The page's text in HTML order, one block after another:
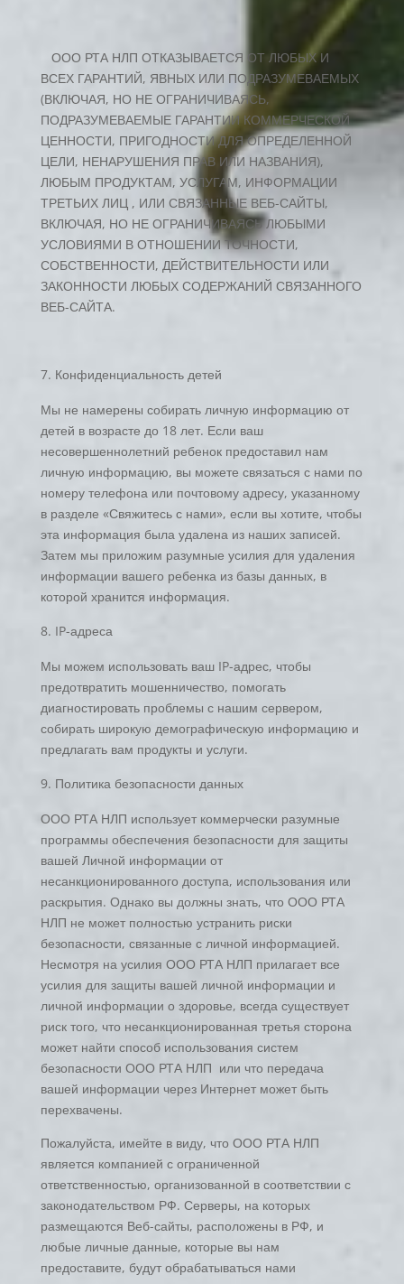
ООО РТА НЛП ОТКАЗЫВАЕТСЯ ОТ ЛЮБЫХ И
ВСЕХ ГАРАНТИЙ, ЯВНЫХ ИЛИ ПОДРАЗУМЕВАЕМЫХ
(ВКЛЮЧАЯ, НО НЕ ОГРАНИЧИВАЯСЬ,
ПОДРАЗУМЕВАЕМЫЕ ГАРАНТИИ КОММЕРЧЕСКОЙ
ЦЕННОСТИ, ПРИГОДНОСТИ ДЛЯ ОПРЕДЕЛЕННОЙ
ЦЕЛИ, НЕНАРУШЕНИЯ ПРАВ ИЛИ НАЗВАНИЯ),
ЛЮБЫМ ПРОДУКТАМ, УСЛУГАМ, ИНФОРМАЦИИ
ТРЕТЬИХ ЛИЦ , ИЛИ СВЯЗАННЫЕ ВЕБ-САЙТЫ,
ВКЛЮЧАЯ, НО НЕ ОГРАНИЧИВАЯСЬ ЛЮБЫМИ
УСЛОВИЯМИ В ОТНОШЕНИИ ТОЧНОСТИ,
СОБСТВЕННОСТИ, ДЕЙСТВИТЕЛЬНОСТИ ИЛИ
ЗАКОННОСТИ ЛЮБЫХ СОДЕРЖАНИЙ СВЯЗАННОГО
ВЕБ-САЙТА.
Конфиденциальность детей
Мы не намерены собирать личную информацию от
детей в возрасте до 18 лет. Если ваш
несовершеннолетний ребенок предоставил нам
личную информацию, вы можете связаться с нами по
номеру телефона или почтовому адресу, указанному
в разделе «Свяжитесь с нами», если вы хотите, чтобы
эта информация была удалена из наших записей.
Затем мы приложим разумные усилия для удаления
информации вашего ребенка из базы данных, в
которой хранится информация.
IP-адреса
Мы можем использовать ваш IP-адрес, чтобы
предотвратить мошенничество, помогать
диагностировать проблемы с нашим сервером,
собирать широкую демографическую информацию и
предлагать вам продукты и услуги.
Политика безопасности данных
ООО РТА НЛП использует коммерчески разумные
программы обеспечения безопасности для защиты
вашей Личной информации от
несанкционированного доступа, использования или
раскрытия. Однако вы должны знать, что ООО РТА
НЛП не может полностью устранить риски
безопасности, связанные с личной информацией.
Несмотря на усилия ООО РТА НЛП прилагает все
усилия для защиты вашей личной информации и
личной информации о здоровье, всегда существует
риск того, что несанкционированная третья сторона
может найти способ использования систем
безопасности ООО РТА НЛП или что передача
вашей информации через Интернет может быть
перехвачены.
Пожалуйста, имейте в виду, что ООО РТА НЛП
является компанией с ограниченной
ответственностью, организованной в соответствии с
законодательством РФ. Серверы, на которых
размещаются Веб-сайты, расположены в РФ, и
любые личные данные, которые вы нам
предоставите, будут обрабатываться нами